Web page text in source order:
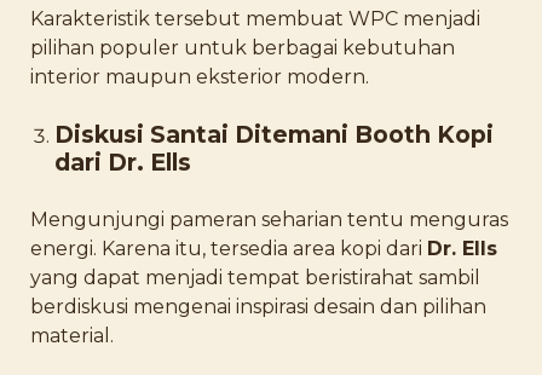
Karakteristik tersebut membuat WPC menjadi
pilihan populer untuk berbagai kebutuhan
interior maupun eksterior modern.
Diskusi Santai Ditemani Booth Kopi
dari Dr. Ells
Mengunjungi pameran seharian tentu menguras
energi. Karena itu, tersedia area kopi dari Dr. Ells
yang dapat menjadi tempat beristirahat sambil
berdiskusi mengenai inspirasi desain dan pilihan
material.